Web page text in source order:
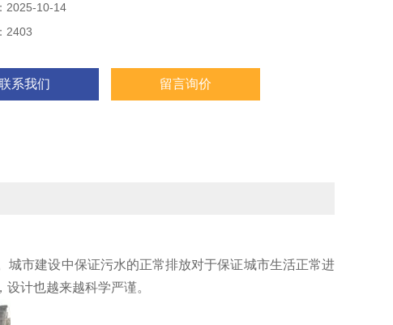
2025-10-14
2403
系我们 留言询价
市建设中保证污水的正常排放对于保证城市生活正常进
计也越来越科学严谨。